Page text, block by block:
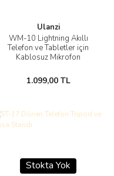
Ulanzi
WM-10 Lightning Akıllı
Telefon ve Tabletler için
Kablosuz Mikrofon
1.099,00 TL
Stokta Yok